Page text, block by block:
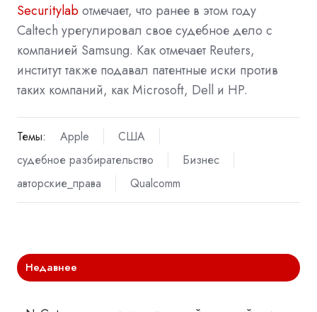
Securitylabотмечает, что ранее в этом году
Caltech урегулировал свое судебное дело с
компанией Samsung. Какотмечает Reuters,
институт также подавал патентные иски против
таких компаний, как Microsoft, Dell и HP.
Темы: Apple
США
судебное разбирательство
Бизнес
авторские_права
Qualcomm
Недавнее